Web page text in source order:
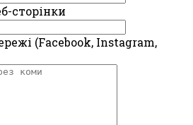
сторінки
(Facebook, Instagram,